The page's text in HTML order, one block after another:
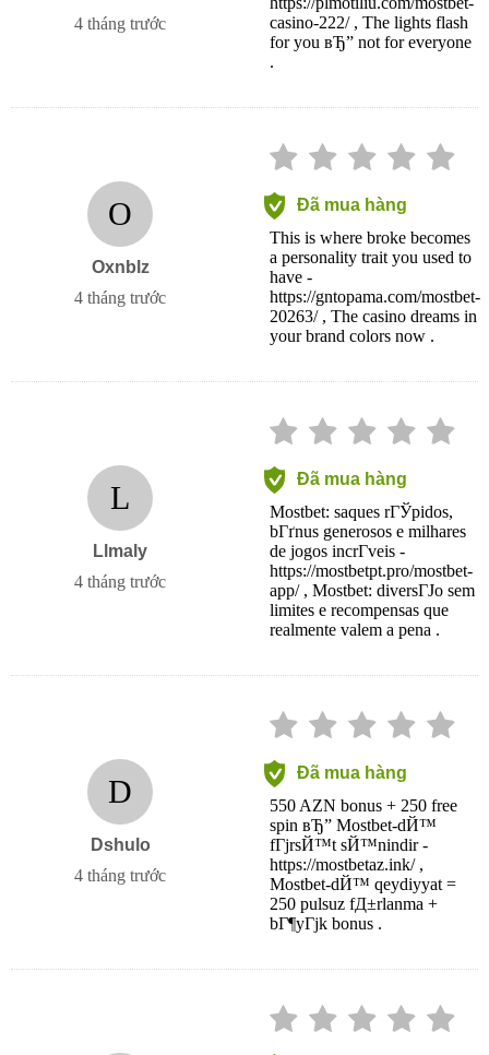
4 tháng trước
casino-222/ , The lights flash
for you вЂ” not for everyone
.
O
Oxnblz
4 tháng trước
Đã mua hàng
This is where broke becomes
a personality trait you used to
have -
https://gntopama.com/mostbet-
20263/ , The casino dreams in
your brand colors now .
L
Llmaly
4 tháng trước
Đã mua hàng
Mostbet: saques rГЎpidos,
bГґnus generosos e milhares
de jogos incrГ­veis -
https://mostbetpt.pro/mostbet-
app/ , Mostbet: diversГЈo sem
limites e recompensas que
realmente valem a pena .
D
Dshulo
4 tháng trước
Đã mua hàng
550 AZN bonus + 250 free
spin вЂ” Mostbet-dЙ™
fГјrsЙ™t sЙ™nindir -
https://mostbetaz.ink/ ,
Mostbet-dЙ™ qeydiyyat =
250 pulsuz fД±rlanma +
bГ¶yГјk bonus .